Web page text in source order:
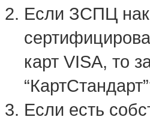
Если ЗСПЦ
карт VISA, то
Если есть